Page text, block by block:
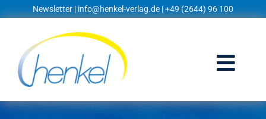
Inhalt
Newsletter | info@henkel-verlag.de | +49 (2644) 96 100
Startseite